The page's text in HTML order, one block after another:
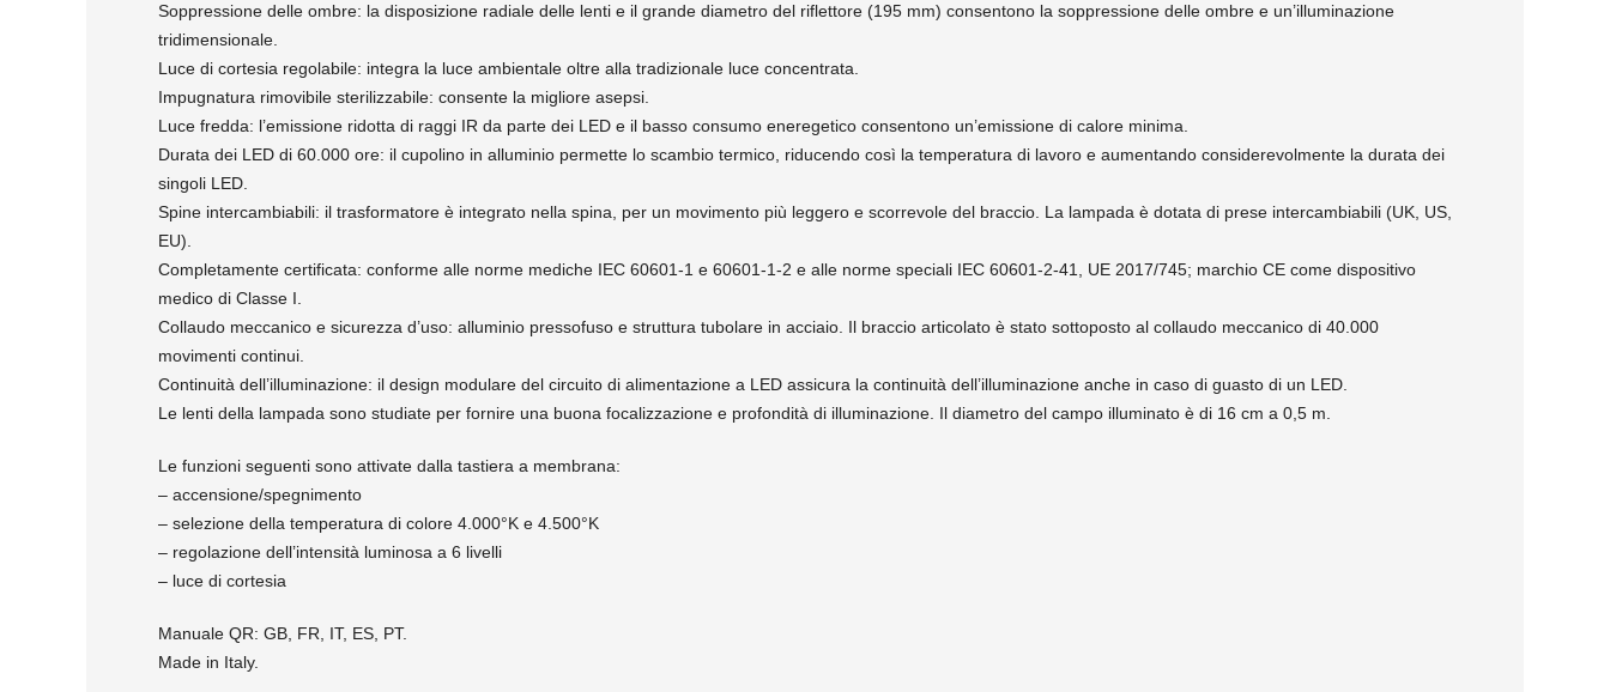
Soppressione delle ombre: la disposizione radiale delle lenti e il grande diametro del riflettore (195 mm) consentono la soppressione delle ombre e un’illuminazione
tridimensionale.
Luce di cortesia regolabile: integra la luce ambientale oltre alla tradizionale luce concentrata.
Impugnatura rimovibile sterilizzabile: consente la migliore asepsi.
Luce fredda: l’emissione ridotta di raggi IR da parte dei LED e il basso consumo eneregetico consentono un’emissione di calore minima.
Durata dei LED di 60.000 ore: il cupolino in alluminio permette lo scambio termico, riducendo così la temperatura di lavoro e aumentando considerevolmente la durata dei
singoli LED.
Spine intercambiabili: il trasformatore è integrato nella spina, per un movimento più leggero e scorrevole del braccio. La lampada è dotata di prese intercambiabili (UK, US,
EU).
Completamente certificata: conforme alle norme mediche IEC 60601-1 e 60601-1-2 e alle norme speciali IEC 60601-2-41, UE 2017/745; marchio CE come dispositivo
medico di Classe I.
Collaudo meccanico e sicurezza d’uso: alluminio pressofuso e struttura tubolare in acciaio. Il braccio articolato è stato sottoposto al collaudo meccanico di 40.000
movimenti continui.
Continuità dell’illuminazione: il design modulare del circuito di alimentazione a LED assicura la continuità dell’illuminazione anche in caso di guasto di un LED.
Le lenti della lampada sono studiate per fornire una buona focalizzazione e profondità di illuminazione. Il diametro del campo illuminato è di 16 cm a 0,5 m.
Le funzioni seguenti sono attivate dalla tastiera a membrana:
– accensione/spegnimento
– selezione della temperatura di colore 4.000°K e 4.500°K
– regolazione dell’intensità luminosa a 6 livelli
– luce di cortesia
Manuale QR: GB, FR, IT, ES, PT.
Made in Italy.